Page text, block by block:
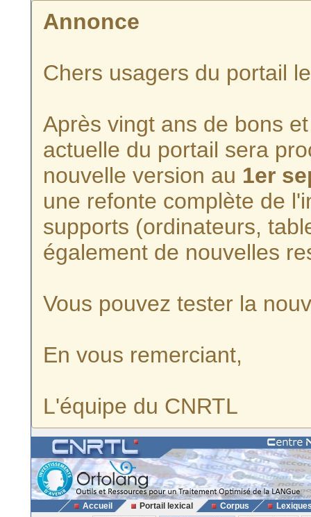
Annonce
Chers usagers du portail
Après vingt ans de bons
actuelle du portail sera
nouvelle version au 1er
une refonte complète de
supports (ordinateurs,
également de nouvelles
Vous pouvez tester la
En vous remerciant,
L'équipe du CNRTL
Accueil Portail lexical Corpus